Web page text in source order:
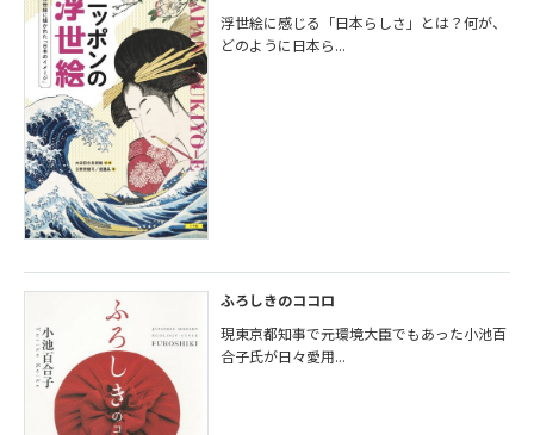
浮世絵に感じる「日本らしさ」とは？何が、
どのように日本ら...
ふろしきのココロ
現東京都知事で元環境大臣でもあった小池百
合子氏が日々愛用...